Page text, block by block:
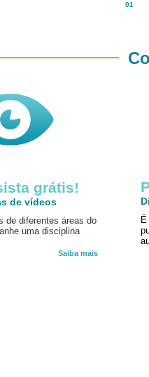
01
grátis!
de vídeos
de diferentes áreas do
uma disciplina
Saiba mais